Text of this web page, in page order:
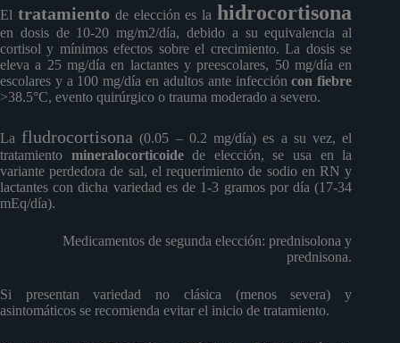
El tratamiento de elección es la hidrocortisona
en dosis de 10-20 mg/m2/día, debido a su equivalencia al
cortisol y mínimos efectos sobre el crecimiento. La dosis se
eleva a 25 mg/día en lactantes y preescolares, 50 mg/día en
escolares y a 100 mg/día en adultos ante infeccióncon fiebre
>38.5°C, evento quirúrgico o trauma moderado a severo.
La fludrocortisona (0.05 – 0.2 mg/día) es a su vez, el
tratamiento mineralocorticoidede elección, se usa en la
variante perdedora de sal, el requerimiento de sodio en RN y
lactantes con dicha variedad es de 1-3 gramos por día (17-34
mEq/día).
Medicamentos de segunda elección: prednisolona y
prednisona.
Si presentan variedad no clásica (menos severa) y
asintomáticos se recomienda evitar el inicio de tratamiento.